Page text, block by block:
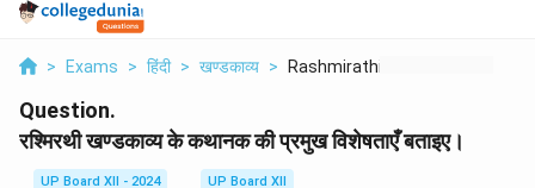
> Exams > हिंदी > खण्डकाव्य > Rashmirathi Khandaka...
Question.
रश्मिरथी खण्डकाव्य के कथानक की प्रमुख विशेषताएँ बताइए।
UP Board XII - 2024
UP Board XII